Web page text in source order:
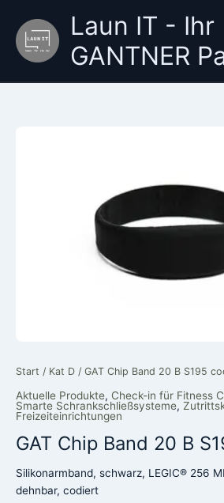
Inhalt
springen
Laun IT - Ihr
GANTNER
Start / Kat D / GAT Chip Band 20 B S195
Aktuelle Produkte, Check-in für Fitness
Smarte Schrankschließsysteme,
Freizeiteinrichtungen
GAT Chip Band 20 B
Silikonarmband, schwarz, LEGIC® 256
dehnbar, codiert